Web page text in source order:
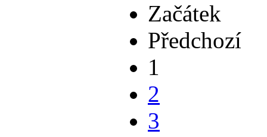
Začátek
Předchozí
1
2
3